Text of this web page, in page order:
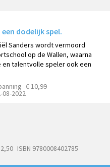
een dodelijk spel.
Sanders wordt vermoord
op de Wallen, waarna
talentvolle speler ook een
€ 10,99
08-2022
ISBN 9780008402785